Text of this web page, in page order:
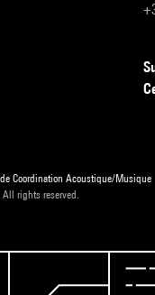
Coordination Acoustique/Musique
rights reserved.